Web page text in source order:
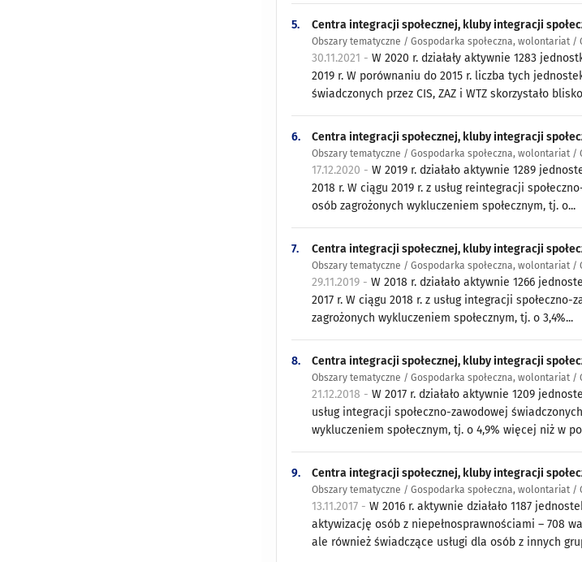
5. Centra integracji społecznej, kluby integracji
Obszary tematyczne / Gospodarka społeczna, wolontariat /
30.11.2021 -W 2020 r. działały aktywnie 1283
2019 r. W porównaniu do 2015 r. liczba tych
świadczonych przez CIS, ZAZ i WTZ skorzystało
6. Centra integracji społecznej, kluby integracji
Obszary tematyczne / Gospodarka społeczna, wolontariat /
17.12.2020 -W 2019 r. działało aktywnie 1289
2018 r. W ciągu 2019 r. z usług reintegracji
osób zagrożonych wykluczeniem społecznym, tj. o...
7. Centra integracji społecznej, kluby integracji
Obszary tematyczne / Gospodarka społeczna, wolontariat /
29.11.2019 -W 2018 r. działało aktywnie 1266
2017 r. W ciągu 2018 r. z usług integracji
zagrożonych wykluczeniem społecznym, tj. o 3,4%...
8. Centra integracji społecznej, kluby integracji
Obszary tematyczne / Gospodarka społeczna, wolontariat /
21.12.2018 -W 2017 r. działało aktywnie 1209
usług integracji społeczno-zawodowej
wykluczeniem społecznym, tj. o 4,9% więcej niż w
9. Centra integracji społecznej, kluby integracji
Obszary tematyczne / Gospodarka społeczna, wolontariat /
13.11.2017 -W 2016 r. aktywnie działało 1187
aktywizację osób z niepełnosprawnościami – 708
ale również świadczące usługi dla osób z innych